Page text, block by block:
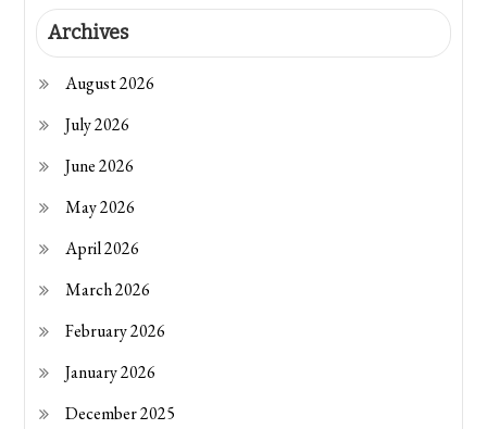
Archives
August 2026
July 2026
June 2026
May 2026
April 2026
March 2026
February 2026
January 2026
December 2025